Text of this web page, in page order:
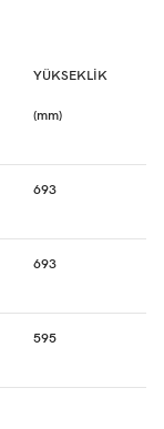
YÜKSEKLİK
(mm)
693
693
595